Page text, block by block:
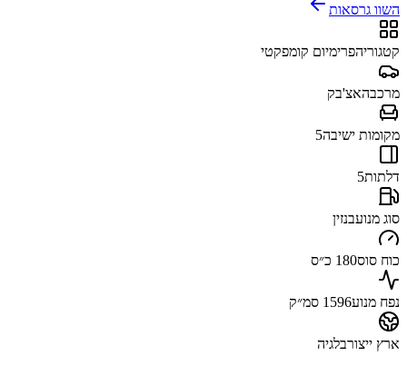
השוו גרסאות
קטגוריהפרימיום קומפקטי
מרכבהאצ'בק
מקומות ישיבה5
דלתות5
סוג מנועבנזין
כוח סוס180 כ״ס
נפח מנוע1596 סמ״ק
ארץ ייצורבלגיה